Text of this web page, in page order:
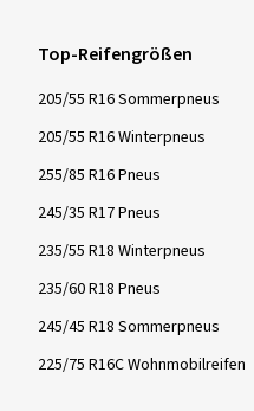
Top-Reifengrößen
205/55 R16 Sommerpneus
205/55 R16 Winterpneus
255/85 R16 Pneus
245/35 R17 Pneus
235/55 R18 Winterpneus
235/60 R18 Pneus
245/45 R18 Sommerpneus
225/75 R16C Wohnmobilreifen